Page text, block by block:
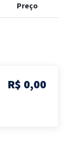
Preço
R$ 0,00